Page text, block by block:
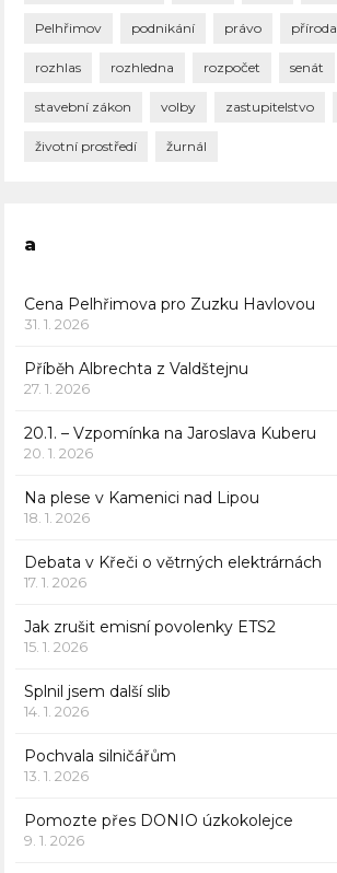
Pelhřimov podnikání právo příroda
rozhlas rozhledna rozpočet senát
stavební zákon volby zastupitelstvo
životní prostředí žurnál
a
Cena Pelhřimova pro Zuzku Havlovou
31. 1. 2026
Příběh Albrechta z Valdštejnu
27. 1. 2026
20.1. – Vzpomínka na Jaroslava Kuberu
20. 1. 2026
Na plese v Kamenici nad Lipou
18. 1. 2026
Debata v Křeči o větrných elektrárnách
17. 1. 2026
Jak zrušit emisní povolenky ETS2
15. 1. 2026
Splnil jsem další slib
14. 1. 2026
Pochvala silničářům
13. 1. 2026
Pomozte přes DONIO úzkokolejce
9. 1. 2026